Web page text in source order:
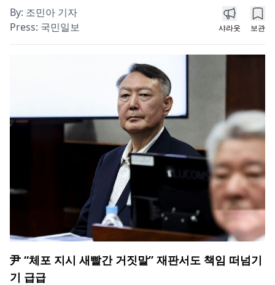
By: 조민아 기자
Press: 국민일보 샤라웃 보관
尹 “체포 지시 새빨간 거짓말” 재판서도 책임 떠넘기
기 급급